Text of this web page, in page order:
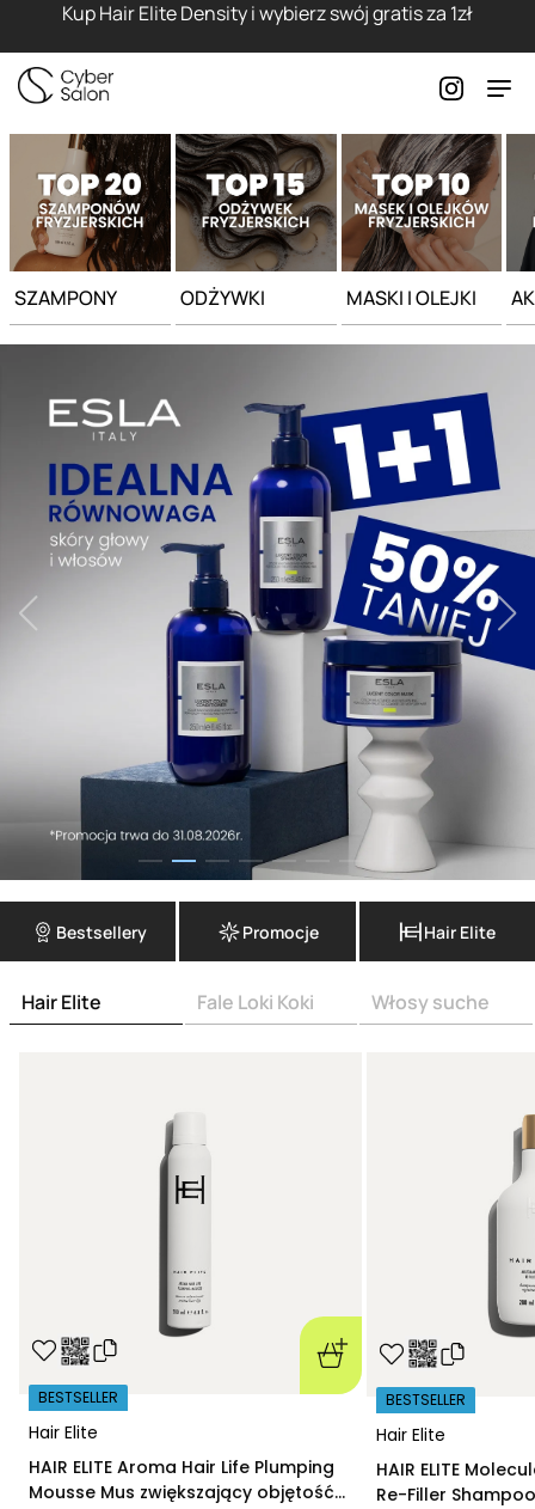
Kup Hair Elite Density i wybierz swój gratis za 1zł
SZAMPONY ODŻYWKI MASKI I OLEJKI
Bestsellery Promocje Hair Elite
Hair Elite Fale Loki Koki Włosy suche
Hair Elite
BESTSELLER
HAIR ELITE Aroma Hair Life Plumping
Mousse Mus zwiększający objętość
Hair Elite
BESTSELLER
HAIR ELITE
Re-Filler
Strona główna - Cyber Salon